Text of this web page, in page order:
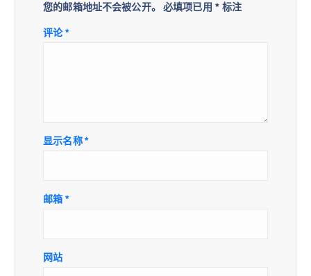
您的邮箱地址不会被公开。 必填项已用 * 标注
评论*
显示名称*
邮箱 *
网站